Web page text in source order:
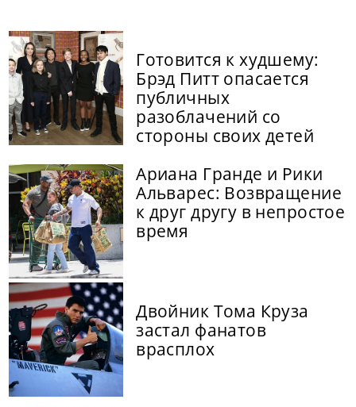
Готовится к худшему:
Брэд Питт опасается
публичных
разоблачений со
стороны своих детей
Ариана Гранде и Рики
Альварес: Возвращение
к друг другу в непростое
время
Двойник Тома Круза
застал фанатов
врасплох